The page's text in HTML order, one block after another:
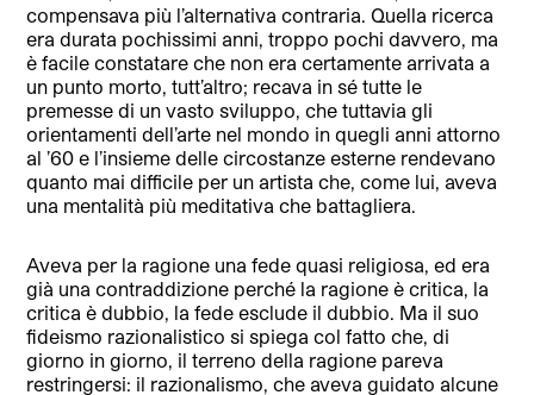
compensava più l’alternativa contraria. Quella ricerca
era durata pochissimi anni, troppo pochi davvero, ma
è facile constatare che non era certamente arrivata a
un punto morto, tutt’altro; recava in sé tutte le
premesse di un vasto sviluppo, che tuttavia gli
orientamenti dell’arte nel mondo in quegli anni attorno
al ’60 e l’insieme delle circostanze esterne rendevano
quanto mai difficile per un artista che, come lui, aveva
una mentalità più meditativa che battagliera.
Aveva per la ragione una fede quasi religiosa, ed era
già una contraddizione perché la ragione è critica, la
critica è dubbio, la fede esclude il dubbio. Ma il suo
fideismo razionalistico si spiega col fatto che, di
giorno in giorno, il terreno della ragione pareva
restringersi: il razionalismo, che aveva guidato alcune